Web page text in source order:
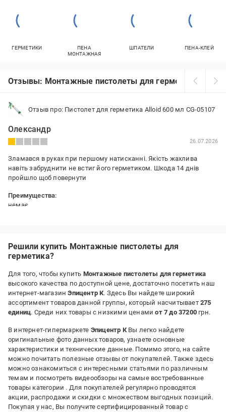
ГЕРМЕТИКИ
ПЕНА
МОНТАЖНАЯ
ШПАТЕЛИ ПЕНА-КЛЕЙ
Отзывы: Монтажные пистолеты для герметика
Отзыв про: Пистолет для герметика Alloid 600 мл CG-05107
Олександр
26.07.2026
Зламався в руках при першому натисканні. Якість жахлива
навіть забруднити не встиг його герметиком. Шкода 14 днів
пройшло щоб повернути
Преимущества:
немає
Решили купить Монтажные пистолеты для
герметика?
Для того, чтобы купить Монтажные пистолеты для герметика
высокого качества по доступной цене, достаточно посетить наш
интернет-магазинЭпицентр К. Здесь Вы найдете широкий
ассортимент товаров данной группы, который насчитывает275
единиц. Среди них товары с низкими ценамиот 7 до 37200 грн.
В интернет-гипермаркете Эпицентр КВы легко найдете
оригинальные фото данных товаров, узнаете основные
характеристики и технические данные. Помимо этого, на сайте
можно почитать полезные отзывы от покупателей. Также здесь
можно ознакомиться с интересными статьями по различным
темам и посмотреть видеообзоры на самые востребованные
товары категории . Для покупателей регулярно проводятся
акции, распродажи и скидки с множеством выгодных позиций.
Покупая у нас, Вы получите сертифицированный товар с